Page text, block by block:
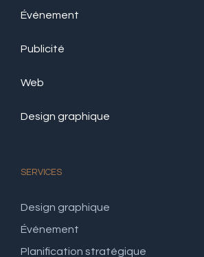
Événement
Publicité
Web
Design graphique
SERVICES
Design graphique
Événement
Planification stratégique